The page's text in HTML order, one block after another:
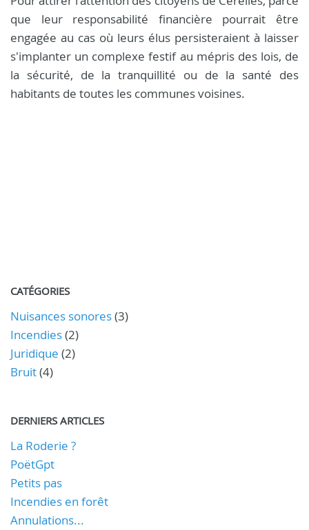
que leur responsabilité financière pourrait être
engagée au cas où leurs élus persisteraient à laisser
s'implanter un complexe festif au mépris des lois, de
la sécurité, de la tranquillité ou de la santé des
habitants de toutes les communes voisines.
CATÉGORIES
Nuisances sonores(3)
Incendies(2)
Juridique (2)
Bruit(4)
DERNIERS ARTICLES
La Roderie ?
PoëtGpt
Petits pas
Incendies en forêt
Annulations...